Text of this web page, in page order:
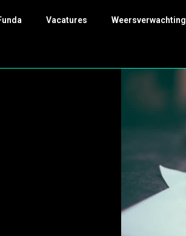
Vacatures Weersverwachting